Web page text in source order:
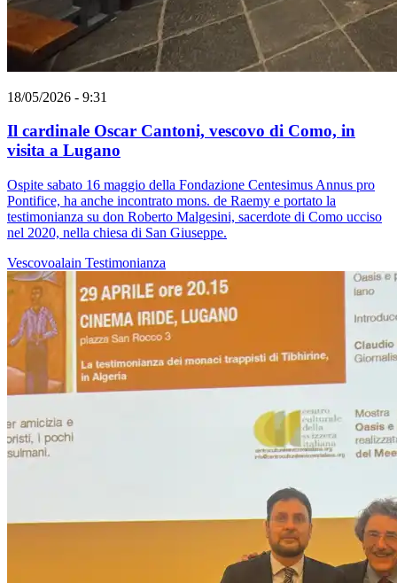
18/05/2026 - 9:31
Il cardinale Oscar Cantoni, vescovo di Como, in
visita a Lugano
Ospite sabato 16 maggio della Fondazione Centesimus Annus pro
Pontifice, ha anche incontrato mons. de Raemy e portato la
testimonianza su don Roberto Malgesini, sacerdote di Como ucciso
nel 2020, nella chiesa di San Giuseppe.
Vescovoalain Testimonianza